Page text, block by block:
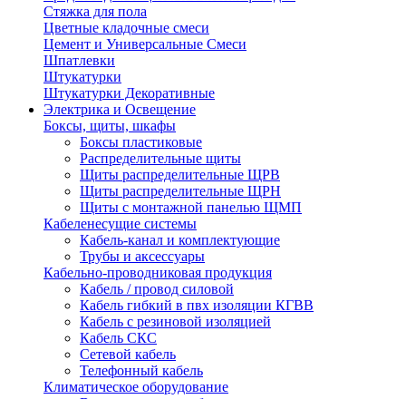
Стяжка для пола
Цветные кладочные смеси
Цемент и Универсальные Смеси
Шпатлевки
Штукатурки
Штукатурки Декоративные
Электрика и Освещение
Боксы, щиты, шкафы
Боксы пластиковые
Распределительные щиты
Щиты распределительные ЩРВ
Щиты распределительные ЩРН
Щиты с монтажной панелью ЩМП
Кабеленесущие системы
Кабель-канал и комплектующие
Трубы и аксессуары
Кабельно-проводниковая продукция
Кабель / провод силовой
Кабель гибкий в пвх изоляции КГВВ
Кабель с резиновой изоляцией
Кабель СКС
Сетевой кабель
Телефонный кабель
Климатическое оборудование